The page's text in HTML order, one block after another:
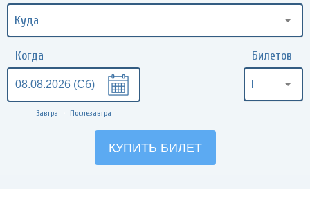
Когда
Завтра Послезавтра
Билетов
1